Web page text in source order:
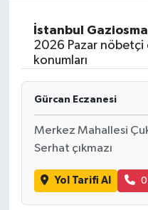
İstanbul
2026 Pazar
konumları
Gürcan Eczanesi
Merkez Mahallesi
Serhat çıkmazı
Yol Tarifi Al